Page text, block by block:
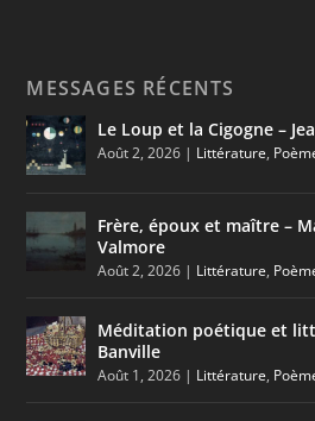
MESSAGES RÉCENTS
Le Loup et la Cigogne –
Août 2, 2026 | Littérature,
Frère, époux et maître –
Valmore
Août 2, 2026 | Littérature,
Méditation poétique et
Banville
Août 1, 2026 | Littérature,